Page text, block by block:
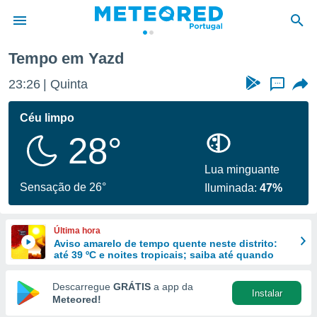
da
foi
fornecidas
a este
das
e
forma
digital
Tempo em Yazd
23:26 Quinta ...
Céu limpo
28°
Sensação de 26°
Lua minguante
Iluminada:47%
Última hora
Aviso amarelo de tempo quente neste distrito:
até 39 ºC e noites tropicais; saiba até quando
Descarregue GRÁTIS a app da
Meteored!
Instalar